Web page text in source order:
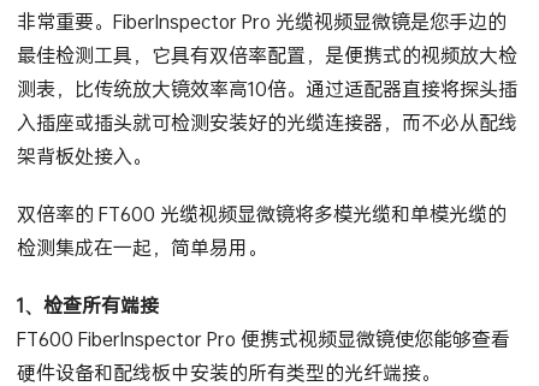
制，为了确保网络的正常运行光缆无污染的清洁连接就变得
非常重要。FiberInspector Pro 光缆视频显微镜是您手边的
最佳检测工具，它具有双倍率配置，是便携式的视频放大检
测表，比传统放大镜效率高10倍。通过适配器直接将探头插
入插座或插头就可检测安装好的光缆连接器，而不必从配线
双倍率的 FT600 光缆视频显微镜将多模光缆和单模光缆的
1、检查所有端接
FT600 FiberInspector Pro 便携式视频显微镜使您能够查看